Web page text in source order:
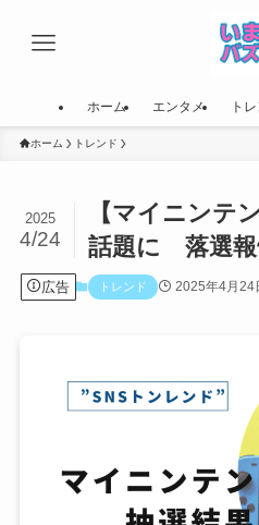
ホーム エンタメ ト
ホーム トレンド
【マイニンテ
話題に 落選報
2025
4/24
広告 トレンド 2025年4月24